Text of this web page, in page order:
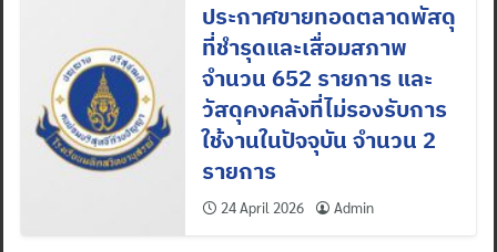
ประกาศขายทอดตลาดพัสดุ
ที่ชำรุดและเสื่อมสภาพ
จำนวน 652 รายการ และ
วัสดุคงคลังที่ไม่รองรับการ
ใช้งานในปัจจุบัน จำนวน 2
รายการ
24 April 2026 Admin